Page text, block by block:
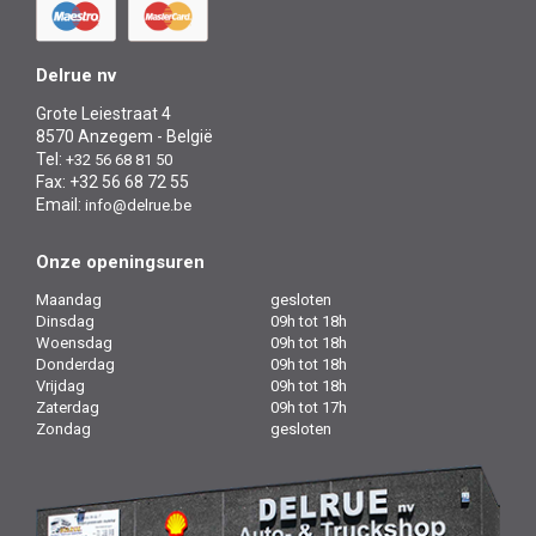
Delrue nv
Grote Leiestraat 4
8570 Anzegem - België
Tel: +32 56 68 81 50
Fax: +32 56 68 72 55
Email: info@delrue.be
Onze openingsuren
Maandag
gesloten
Dinsdag
09h tot 18h
Woensdag
09h tot 18h
Donderdag
09h tot 18h
Vrijdag
09h tot 18h
Zaterdag
09h tot 17h
Zondag
gesloten